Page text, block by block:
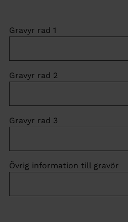
Gravyr rad 1
Gravyr rad 2
Gravyr rad 3
Övrig information till gravör